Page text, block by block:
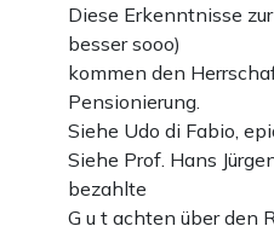
Diese Erkenntnisse
besser sooo)
kommen den
Pensionierung.
Siehe Udo di Fabio,
Siehe Prof. Hans
bezahlte
G u t achten über den